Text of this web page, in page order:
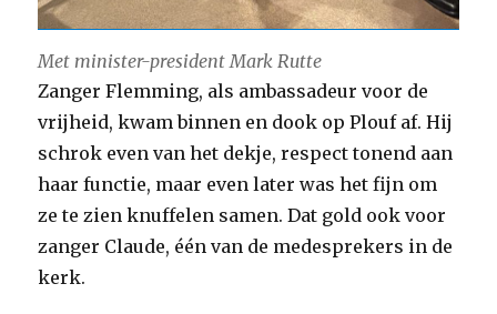
Met minister-president Mark Rutte
Zanger Flemming, als ambassadeur voor de
vrijheid, kwam binnen en dook op Plouf af. Hij
schrok even van het dekje, respect tonend aan
haar functie, maar even later was het fijn om
ze te zien knuffelen samen. Dat gold ook voor
zanger Claude, één van de medesprekers in de
kerk.